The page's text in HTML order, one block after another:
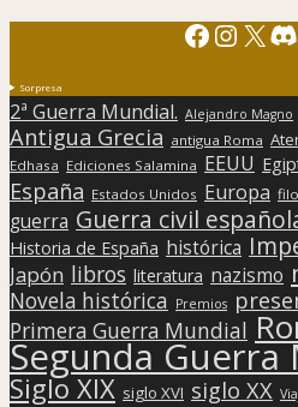
X
Sorpresa
2ª Guerra Mundial. Alejandro Magno
Antigua Grecia antigua Roma
Edhasa Ediciones Salamina EEUU
España Estados Unidos Europa
guerra Guerra civil
Historia de España histórica
Japón libros literatura nazismo
Novela histórica Premios
Primera Guerra Mundial
Segunda Guerra
Siglo XIX siglo XVI siglo XX